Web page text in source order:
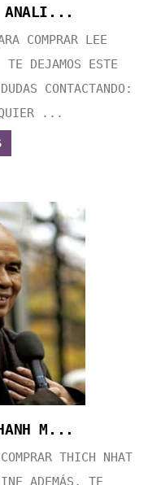
ANALI...
COMPRAR LEE
TE DEJAMOS ESTE
CONTACTANDO:
...
M...
THICH NHAT
ADEMÁS, TE